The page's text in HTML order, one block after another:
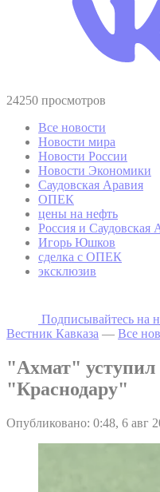
24250 просмотров
Все новости
Новости мира
Новости России
Новости Экономики
Саудовская Аравия
ОПЕК
цены на нефть
Россия и Саудовская
Игорь Юшков
сделка с ОПЕК
эксклюзив
Подписывайтесь на
Вестник Кавказа — Все
"Ахмат" уступил
"Краснодару"
Опубликовано: 0:48, 6 авг